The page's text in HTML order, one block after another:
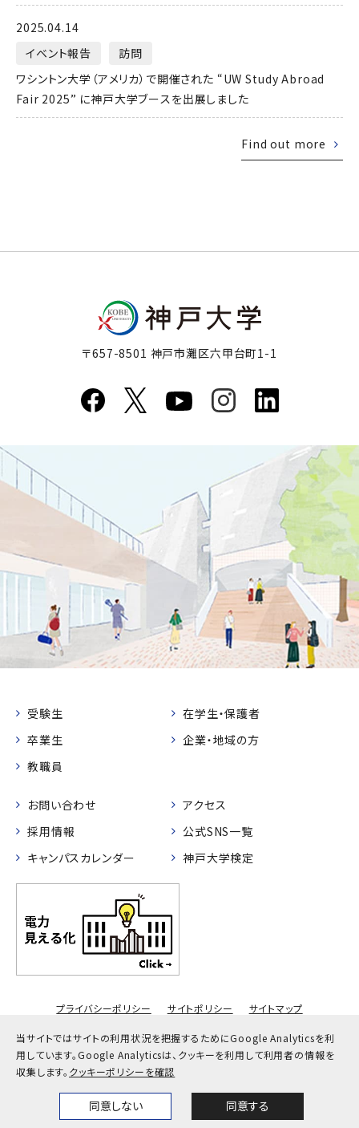
当サイトではサイトの利用状況を把握するためにGoogle Analyticsを利
用しています。Google Analyticsは、クッキーを利用して利用者の情報を
収集します。 クッキーポリシーを確認
同意しない 同意する
News Themes
2025.04.14
イベント報告
訪問
ワシントン大学（アメリカ）で開催された “UW Study Abroad
Fair 2025” に神戸大学ブースを出展しました
Find out more
〒657-8501 神戸市灘区六甲台町1-1
受験生
在学生・保護者
卒業生
企業・地域の方
教職員
お問い合わせ
アクセス
採用情報
公式SNS一覧
キャンパスカレンダー
神戸大学検定
プライバシーポリシー サイトポリシー サイトマップ
© Kobe University